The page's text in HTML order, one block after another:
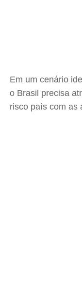
Em um cenário
o Brasil precisa
risco país com as